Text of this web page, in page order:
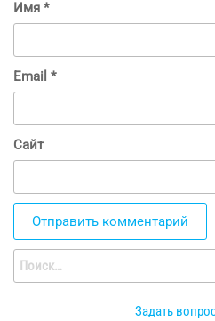
Имя *
Email *
Сайт
Найти:
Задать